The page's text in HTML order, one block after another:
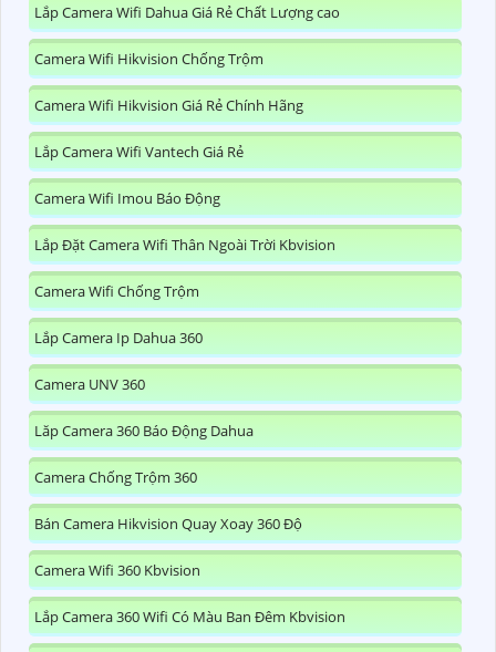
Lắp Camera Wifi Dahua Giá Rẻ Chất Lượng cao
Camera Wifi Hikvision Chống Trộm
Camera Wifi Hikvision Giá Rẻ Chính Hãng
Lắp Camera Wifi Vantech Giá Rẻ
Camera Wifi Imou Báo Động
Lắp Đặt Camera Wifi Thân Ngoài Trời Kbvision
Camera Wifi Chống Trộm
Lắp Camera Ip Dahua 360
Camera UNV 360
Lăp Camera 360 Báo Động Dahua
Camera Chống Trộm 360
Bán Camera Hikvision Quay Xoay 360 Độ
Camera Wifi 360 Kbvision
Lắp Camera 360 Wifi Có Màu Ban Đêm Kbvision